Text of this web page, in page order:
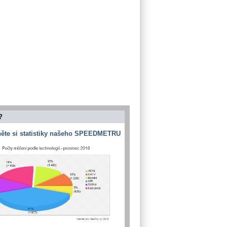
si statistiky našeho SPEEDMETRU